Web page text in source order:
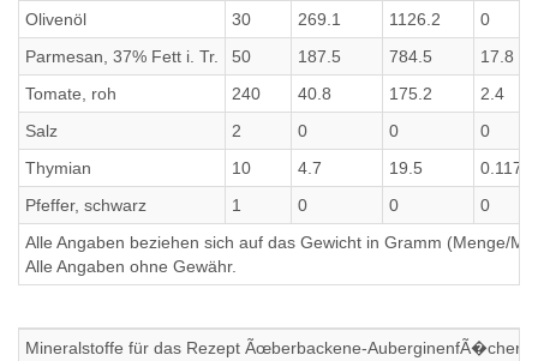
Olivenöl 30 269.1 1126.2
0
Parmesan, 37% Fett i. Tr.
50 187.5 784.5
17.8
Tomate, roh
240 40.8 175.2
2.4
Salz
2 0 0
0
Thymian
10 4.7 19.5
0.1176
Pfeffer, schwarz
1 0 0
0
Alle Angaben beziehen sich auf das Gewicht in Gramm (Menge/
Alle Angaben ohne Gewähr.
Mineralstoffe für das Rezept Ãœberbackene-AuberginenfÃ�cher